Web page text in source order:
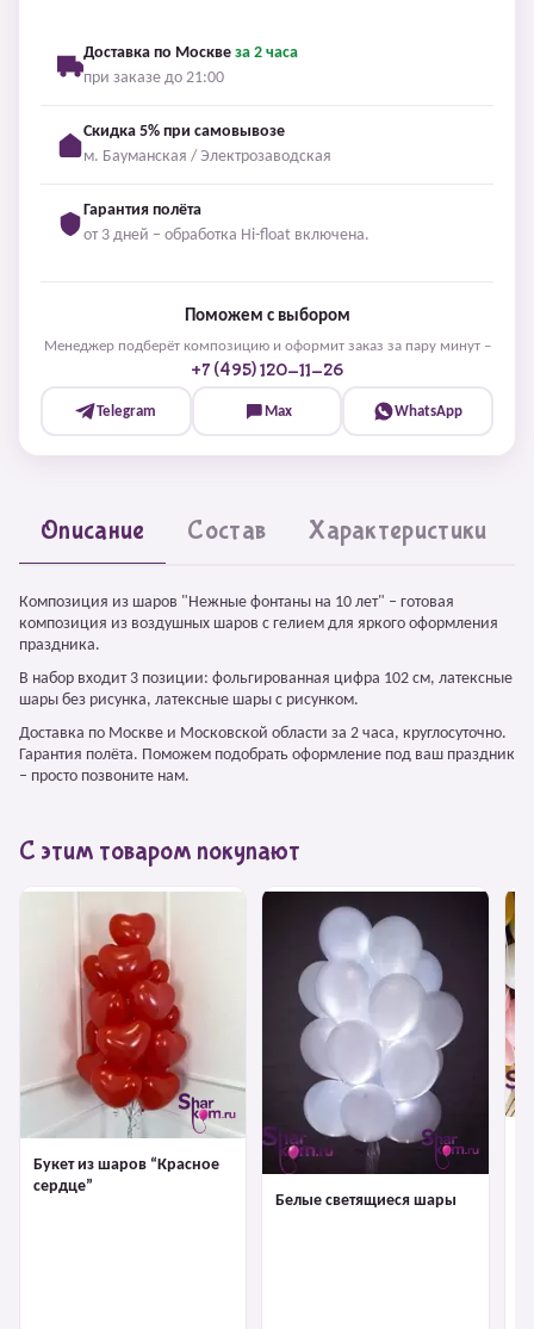
Доставка по Москве за 2 часа
при заказе до 21:00
Скидка 5% при самовывозе
м. Бауманская / Электрозаводская
Гарантия полёта
от 3 дней – обработка Hi-float включена.
Поможем с выбором
Менеджер подберёт композицию и оформит заказ за пару минут –
+7 (495) 120-11-26
Telegram Max WhatsApp
Описание Состав Характеристики
Композиция из шаров "Нежные фонтаны на 10 лет" – готовая
композиция из воздушных шаров с гелием для яркого оформления
праздника.
В набор входит 3 позиции: фольгированная цифра 102 см, латексные
шары без рисунка, латексные шары с рисунком.
Доставка по Москве и Московской области за 2 часа, круглосуточно.
Гарантия полёта. Поможем подобрать оформление под ваш праздник
– просто позвоните нам.
С этим товаром покупают
Букет из шаров “Красное
сердце”
Белые светящиеся шары